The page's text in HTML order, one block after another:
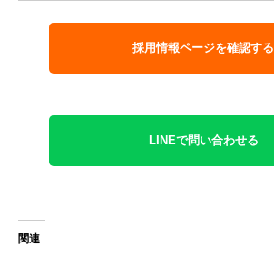
採用情報ページを確認する
LINEで問い合わせる
関連